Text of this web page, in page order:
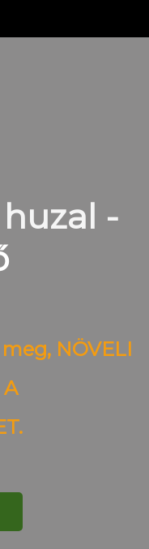
-
NÖVELI
A